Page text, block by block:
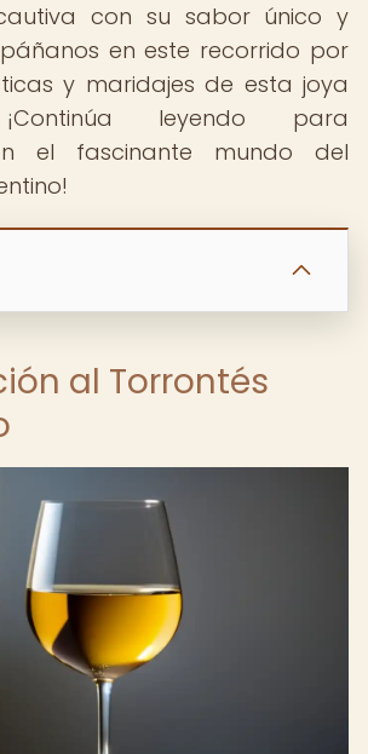
con su sabor único y
en este recorrido por
y maridajes de esta joya
leyendo para
el fascinante mundo del
al Torrontés